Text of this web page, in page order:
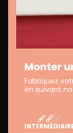
Monter
Fabriquez
en suivant